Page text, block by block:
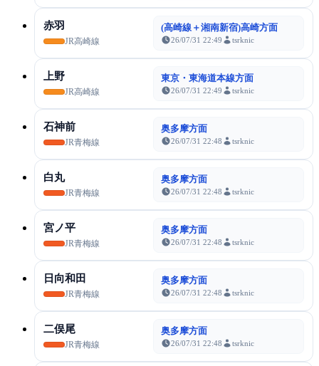
赤羽
JR高崎線
(高崎線＋湘南新宿)高崎方面
26/07/31 22:49 tsrknic
上野
JR高崎線
東京・東海道本線方面
26/07/31 22:49 tsrknic
石神前
JR青梅線
奥多摩方面
26/07/31 22:48 tsrknic
白丸
JR青梅線
奥多摩方面
26/07/31 22:48 tsrknic
宮ノ平
JR青梅線
奥多摩方面
26/07/31 22:48 tsrknic
日向和田
JR青梅線
奥多摩方面
26/07/31 22:48 tsrknic
二俣尾
JR青梅線
奥多摩方面
26/07/31 22:48 tsrknic